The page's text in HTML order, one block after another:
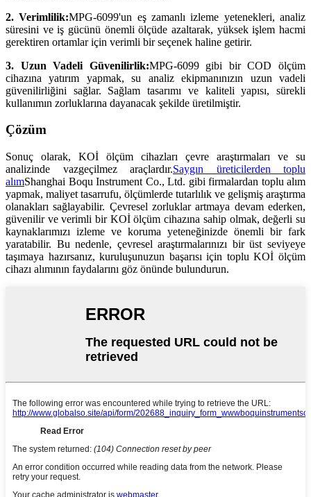
2. Verimlilik:MPG-6099'un eş zamanlı izleme yetenekleri, analiz
süresini ve iş gücünü önemli ölçüde azaltarak, yüksek işlem hacmi
gerektiren ortamlar için verimli bir seçenek haline getirir.
3. Uzun Vadeli Güvenilirlik:MPG-6099 gibi bir COD ölçüm
cihazına yatırım yapmak, su analiz ekipmanınızın uzun vadeli
güvenilirliğini sağlar. Sağlam tasarımı ve kaliteli yapısı, sürekli
kullanımın zorluklarına dayanacak şekilde üretilmiştir.
Çözüm
Sonuç olarak, KOİ ölçüm cihazları çevre araştırmaları ve su
analizinde vazgeçilmez araçlardır.Saygın üreticilerden toplu
alımShanghai Boqu Instrument Co., Ltd. gibi firmalardan toplu alım
yapmak, maliyet tasarrufu, ölçümlerde tutarlılık ve gelişmiş araştırma
olanakları sağlayabilir. Çevresel zorluklar artmaya devam ederken,
güvenilir ve verimli bir KOİ ölçüm cihazına sahip olmak, değerli su
kaynaklarımızı izleme ve koruma yeteneğinizde önemli bir fark
yaratabilir. Bu nedenle, çevresel araştırmalarınızı bir üst seviyeye
taşımaya hazırsanız, kuruluşunuzun başarısı için toplu KOİ ölçüm
cihazı alımının faydalarını göz önünde bulundurun.